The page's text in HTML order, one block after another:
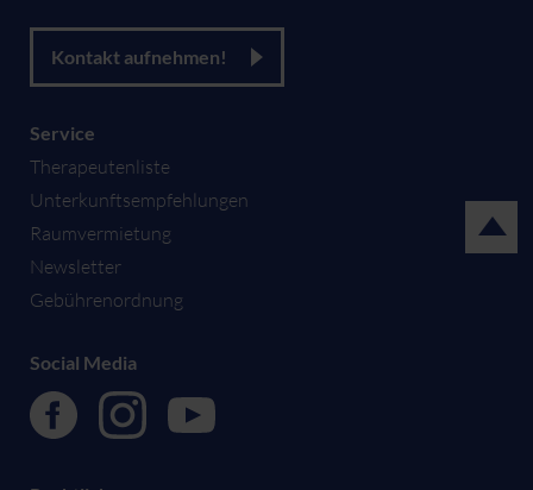
Kontakt aufnehmen!
Service
Therapeutenliste
Unterkunftsempfehlungen
Raumvermietung
Newsletter
Gebührenordnung
Social Media